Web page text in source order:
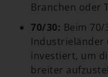
Branchen oder
70/30: Beim
Industrieländer
investiert, um
breiter